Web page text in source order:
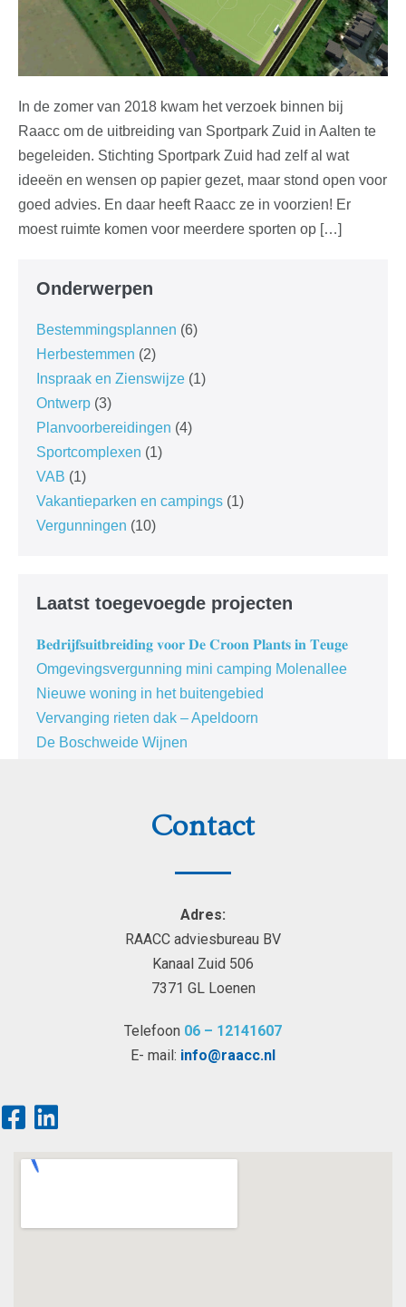
In de zomer van 2018 kwam het verzoek binnen bij
Raacc om de uitbreiding van Sportpark Zuid in Aalten te
begeleiden. Stichting Sportpark Zuid had zelf al wat
ideeën en wensen op papier gezet, maar stond open voor
goed advies. En daar heeft Raacc ze in voorzien! Er
moest ruimte komen voor meerdere sporten op […]
Onderwerpen
Bestemmingsplannen (6)
Herbestemmen (2)
Inspraak en Zienswijze (1)
Ontwerp (3)
Planvoorbereidingen (4)
Sportcomplexen (1)
VAB (1)
Vakantieparken en campings (1)
Vergunningen (10)
Laatst toegevoegde projecten
𝐁𝐞𝐝𝐫𝐢𝐣𝐟𝐬𝐮𝐢𝐭𝐛𝐫𝐞𝐢𝐝𝐢𝐧𝐠 𝐯𝐨𝐨𝐫 𝐃𝐞 𝐂𝐫𝐨𝐨𝐧 𝐏𝐥𝐚𝐧𝐭𝐬 𝐢𝐧 𝐓𝐞𝐮𝐠𝐞
Omgevingsvergunning mini camping Molenallee
Nieuwe woning in het buitengebied
Vervanging rieten dak – Apeldoorn
De Boschweide Wijnen
Contact
Adres:
RAACC adviesbureau BV
Kanaal Zuid 506
7371 GL Loenen
Telefoon 06 – 12141607
E- mail: info@raacc.nl